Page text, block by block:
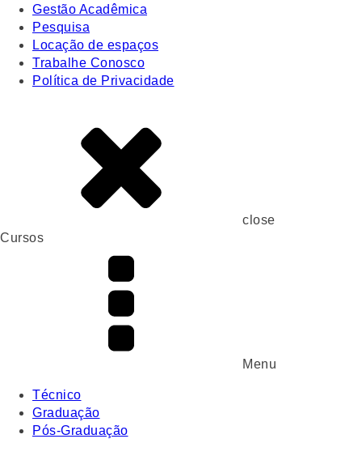
Gestão Acadêmica
Pesquisa
Locação de espaços
Trabalhe Conosco
Política de Privacidade
close
Cursos
Menu
Técnico
Graduação
Pós-Graduação